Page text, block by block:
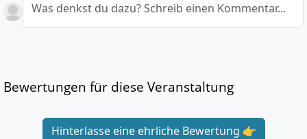
Was denkst du dazu? Schreib einen Kommentar...
Bewertungen für diese Veranstaltung
Hinterlasse eine ehrliche Bewertung 👉